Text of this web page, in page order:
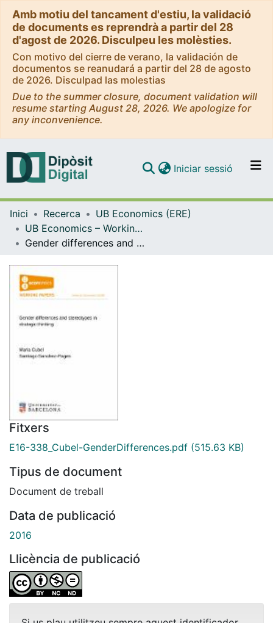
Amb motiu del tancament d'estiu, la validació
de documents es reprendrà a partir del 28
d'agost de 2026. Disculpeu les molèsties.
Con motivo del cierre de verano, la validación de
documentos se reanudará a partir del 28 de agosto
de 2026. Disculpad las molestias
Due to the summer closure, document validation will
resume starting August 28, 2026. We apologize for
any inconvenience.
Navega per tot el DD
Com publicar
Iniciar sessió (current)
Inici Recerca
UB Economics (ERE)
UB Economics – Working Papers [ERE]
Gender differences and stereotypes in strategic thinking
Fitxers
E16-338_Cubel-GenderDifferences.pdf (515.63 KB)
Tipus de document
Document de treball
Data de publicació
2016
Llicència de publicació